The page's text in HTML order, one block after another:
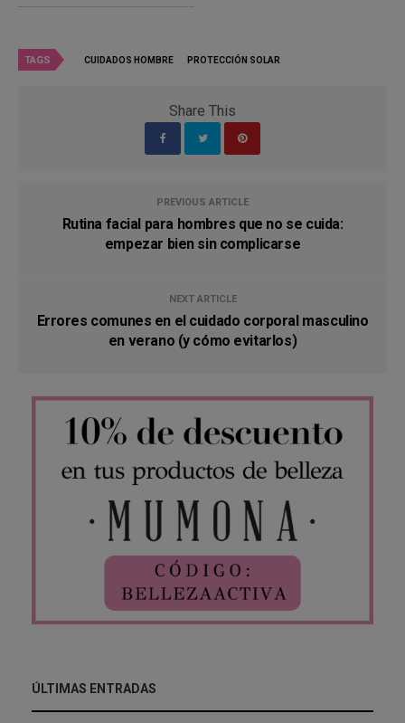
TAGS CUIDADOS HOMBRE PROTECCIÓN SOLAR
Share This
PREVIOUS ARTICLE
Rutina facial para hombres que no se cuida:
empezar bien sin complicarse
NEXT ARTICLE
Errores comunes en el cuidado corporal masculino
en verano (y cómo evitarlos)
ÚLTIMAS ENTRADAS